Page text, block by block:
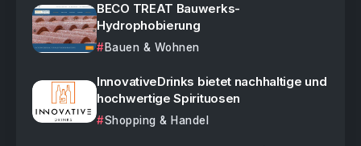
BECO TREAT Bauwerks-
Hydrophobierung
Bauen & Wohnen
InnovativeDrinks bietet nachhaltige und
hochwertige Spirituosen
Shopping & Handel